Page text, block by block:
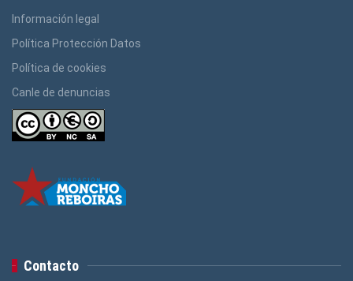
Información legal
Política Protección Datos
Política de cookies
Canle de denuncias
Contacto